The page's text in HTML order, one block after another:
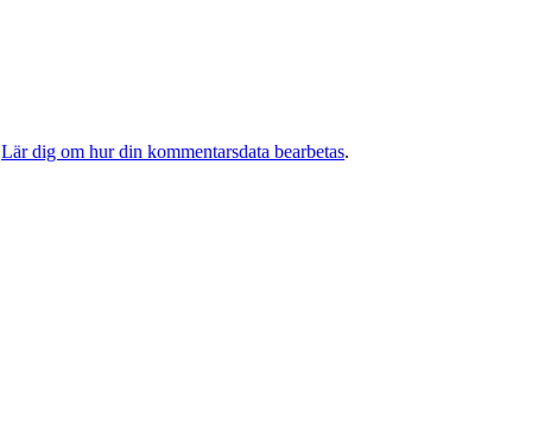
Lär dig om hur din kommentarsdata bearbetas.